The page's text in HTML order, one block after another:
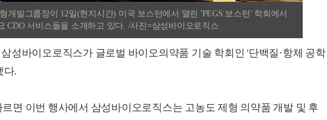
개발그룹장이 12일(현지시간) 미국 보스턴에서 열린 'PEGS 보스턴' 학회에서
CDO 서비스들을 소개하고 있다. /사진=삼성바이오로직스
성바이오로직스가 글로벌 바이오의약품 기술 학회인 '단백질·항체 공학
다.
면 이번 행사에서 삼성바이오로직스는 고농도 제형 의약품 개발 및 후